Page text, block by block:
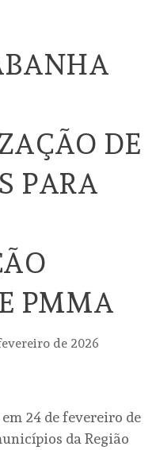
DE
PARA
PMMA
de 2026
24 de fevereiro de
da Região